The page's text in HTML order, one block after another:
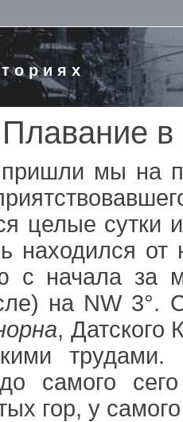
Плавание в
мы на
целые сутки
находился
с начала за
на NW 3°.
, Датского
до самого
гор, у